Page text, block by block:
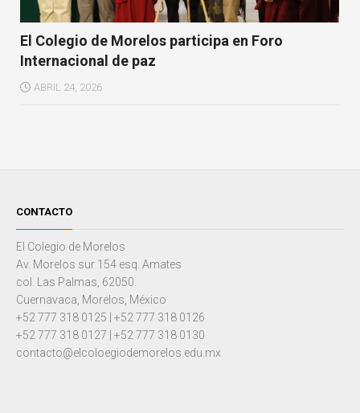
El Colegio de Morelos participa en Foro
Internacional de paz
ABRIL 24, 2026
CONTACTO
El Colegio de Morelos
Av. Morelos sur 154 esq. Amates
col. Las Palmas, 62050.
Cuernavaca, Morelos, México
+52 777 318 0125 | +52 777 318 0126
+52 777 318 0127 | +52 777 318 0130
contacto@elcoloegiodemorelos.edu.mx